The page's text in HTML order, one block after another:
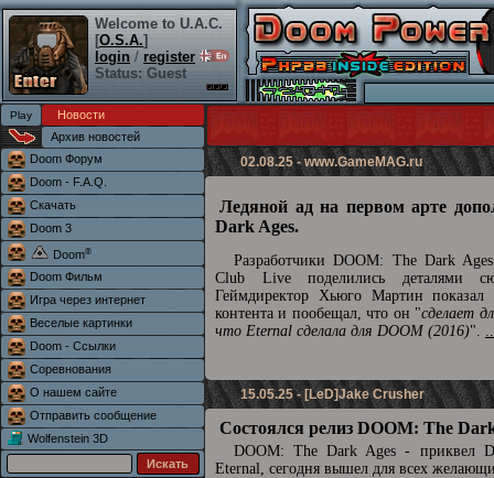
Welcome to U.A.C.
[O.S.A.]
login / register
Status: Guest
Новости
Архив новостей
Doom Форум
Doom - F.A.Q.
Скачать
Doom 3
Doom®
Doom Фильм
Игра через интернет
Веселые картинки
Doom - Ссылки
Соревнования
О нашем сайте
Отправить сообщение
Wolfenstein 3D
02.08.25 -www.GameMAG.ru
Ледяной ад на первом арте
Dark Ages.
Разработчики DOOM: The Dark
Club Live поделились деталями
Геймдиректор Хьюго Мартин показал
контента и пообещал, что он "сделает
что Eternal сделала для DOOM (2016)".
15.05.25 - [LeD]Jake Crusher
Состоялся релиз DOOM: The
DOOM: The Dark Ages - приквел
Eternal, сегодня вышел для всех